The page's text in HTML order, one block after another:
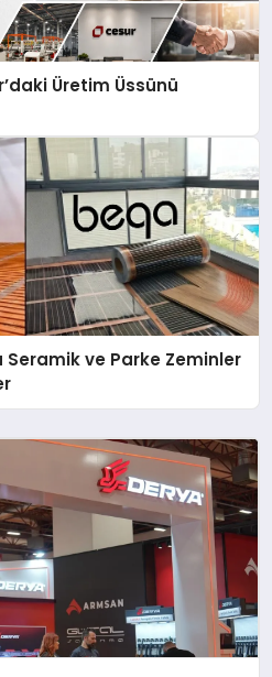
Üretim Üssünü
Seramik ve Parke Zeminler